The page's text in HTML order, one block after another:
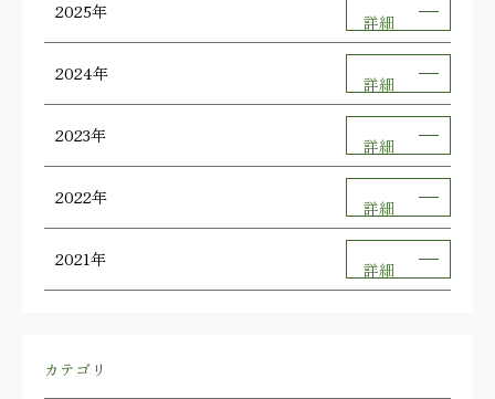
2025年 詳細
2024年 詳細
2023年 詳細
2022年 詳細
2021年 詳細
カテゴリ